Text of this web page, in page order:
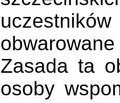
Zasada ta
osoby